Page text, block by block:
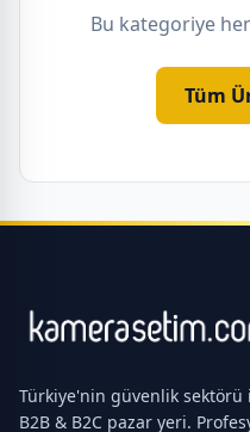
Bu kategoriye
Tüm
Türkiye'nin güvenlik sektörü
B2B & B2C pazar yeri.